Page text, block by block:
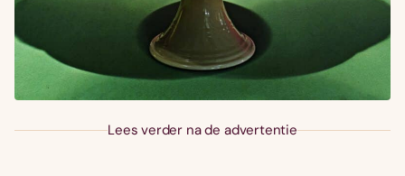
Lees verder na de advertentie